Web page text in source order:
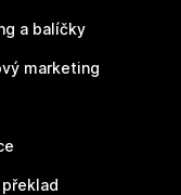
a balíčky
marketing